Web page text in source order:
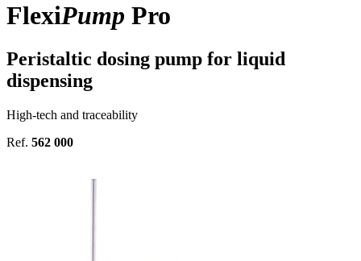
FlexiPump Pro
Peristaltic dosing pump for liquid
dispensing
High-tech and traceability
Ref. 562 000